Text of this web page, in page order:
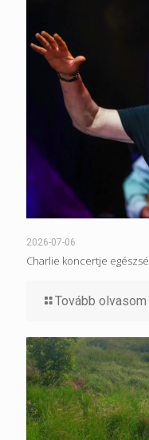
2026-07-06
Charlie koncertje
Tovább olvasom